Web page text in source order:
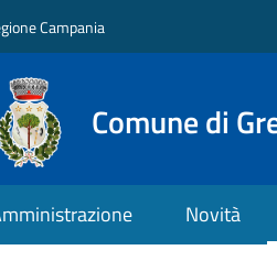
Campania
Comune di
Novità